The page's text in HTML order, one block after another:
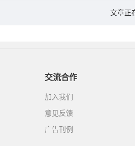
文章正
交流合作
加入我们
意见反馈
广告刊例